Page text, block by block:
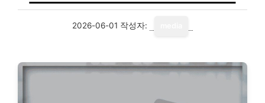
2026-06-01 작성자: